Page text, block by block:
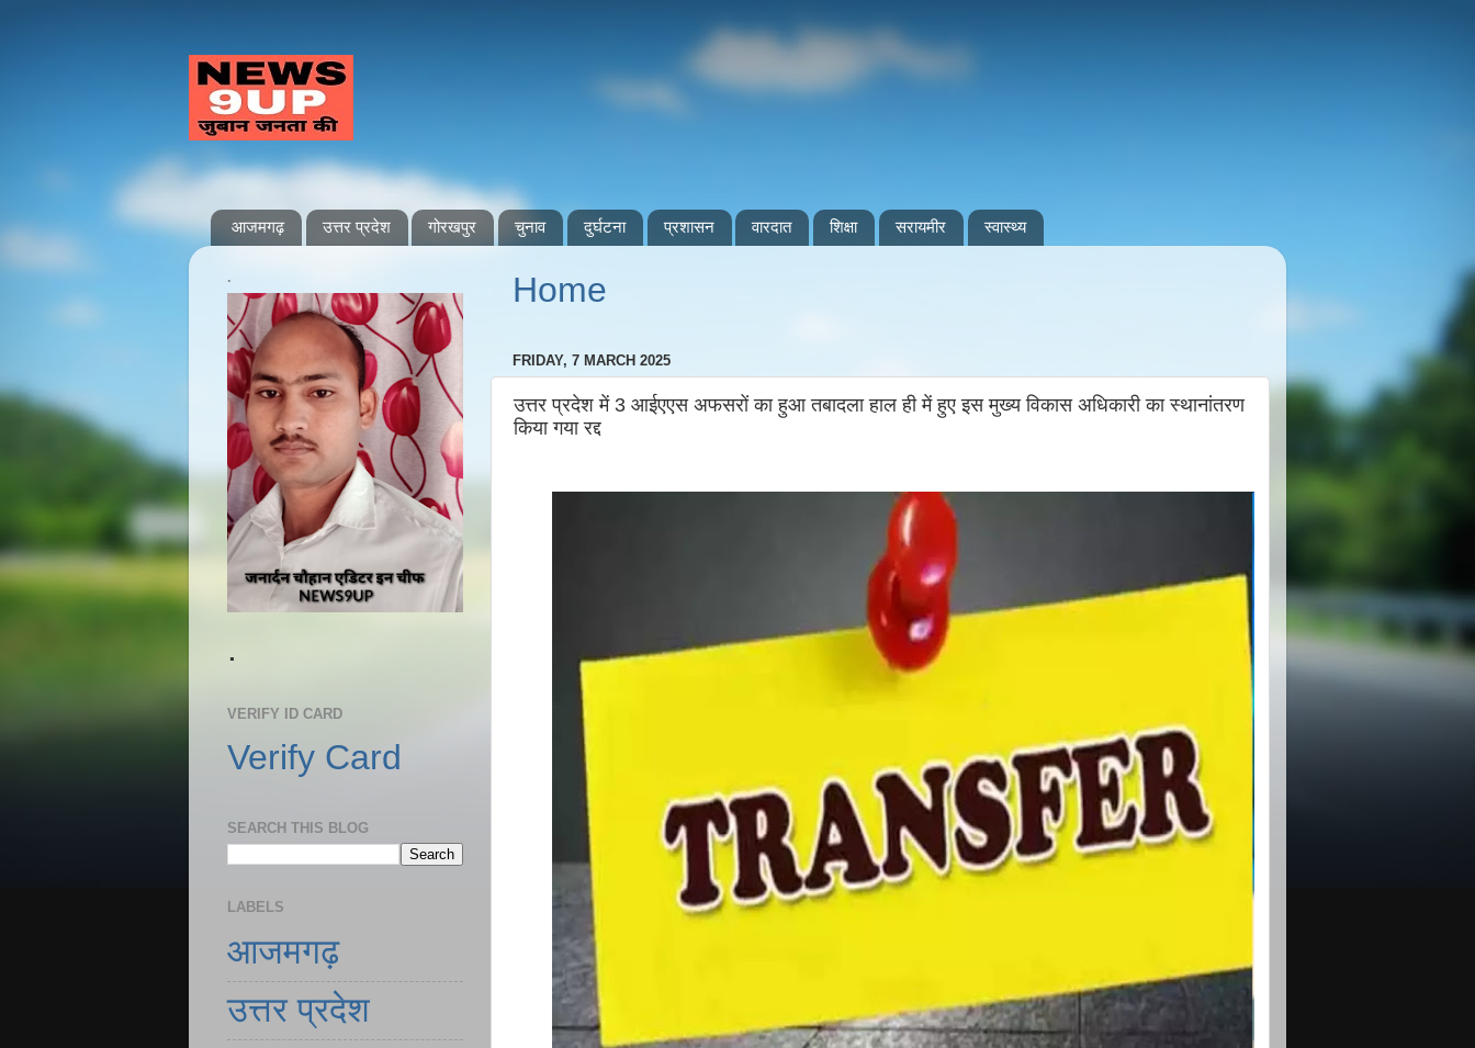
आजमगढ़ उत्तर प्रदेश गोरखपुर चुनाव दुर्घटना प्रशासन वारदात शिक्षा सरायमीर स्वास्थ्य
Home
FRIDAY, 7 MARCH 2025
उत्तर प्रदेश में 3 आईएएस अफसरों का हुआ तबादला हाल ही में हुए इस मुख्य विकास अधिकारी का स्थानांतरण
किया गया रद्द
.
.
VERIFY ID CARD
Verify Card
SEARCH THIS BLOG
LABELS
आजमगढ़
उत्तर प्रदेश